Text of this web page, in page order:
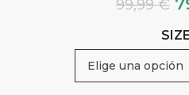
99,99€
SIZE